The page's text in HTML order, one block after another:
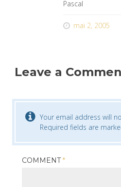
Pascal
mai 2, 2005
Leave a
Your email address will
Required fields are
COMMENT*